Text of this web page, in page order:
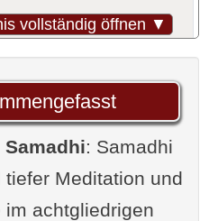
vollständig öffnen ▼
Hatha-Yoga-
ein Ziel
du den Zustand
hilft, tiefer zu
: Samadhi
Meditation und
im achtgliedrigen